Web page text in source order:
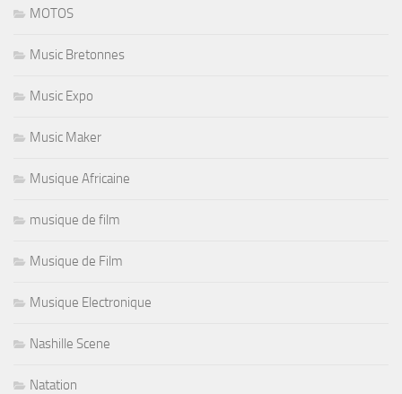
MOTOS
Music Bretonnes
Music Expo
Music Maker
Musique Africaine
musique de film
Musique de Film
Musique Electronique
Nashille Scene
Natation